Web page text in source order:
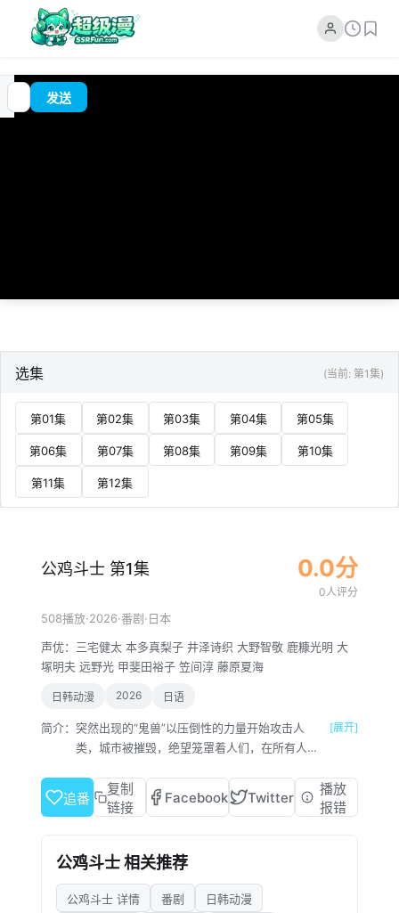
00:00
追
番
?发送
选集 (当前: 第1集)
第01集 第02集 第03集 第04集 第05集
第06集 第07集 第08集 第09集 第10集
第11集 第12集
公鸡斗士 第1集 0.0分
0人评分
508播放·2026·番剧·日本
声优： 三宅健太 本多真梨子 井泽诗织 大野智敬 鹿糠光明 大
塚明夫 远野光 甲斐田裕子 笠间淳 藤原夏海
日韩动漫 2026 日语
简介： 突然出现的“鬼兽”以压倒性的力量开始攻击人
类，城市被摧毁，绝望笼罩着人们，在所有人都
些家伙，惹到我了！！”人类面前出现了一丝希
望，那竟然是一只鸡！
[展开]
追番
复制
链接
Facebook Twitter
播放
报错
公鸡斗士 相关推荐
公鸡斗士 详情 番剧
日韩动漫